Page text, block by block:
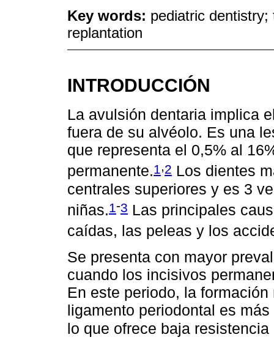
Key words: pediatric
replantation
INTRODUCCIÓN
La avulsión dentaria implica
fuera de su alvéolo. Es una
que representa el 0,5% al
permanente.1 ,2 Los dientes
centrales superiores y es 3
niñas.1-3 Las principales
caídas, las peleas y los
Se presenta con mayor
cuando los incisivos
En este periodo, la
ligamento periodontal es
lo que ofrece baja